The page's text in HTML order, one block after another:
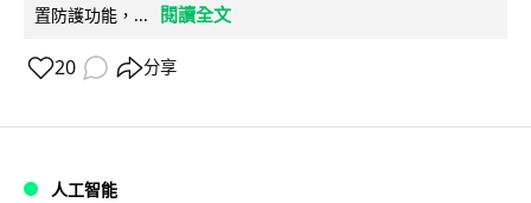
置防護功能，...
閱讀全文
20 分享
人工智能